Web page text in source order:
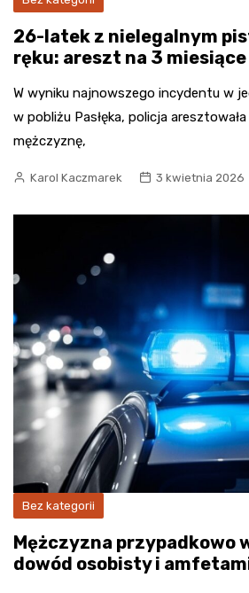
26-latek z nielegalnym
ręku: areszt na 3
W wyniku najnowszego incydentu w
w pobliżu Pasłęka, policja
mężczyznę,
Karol Kaczmarek 3 kwietnia 2026
Bez kategorii
Mężczyzna przypadkowo
dowód osobisty i